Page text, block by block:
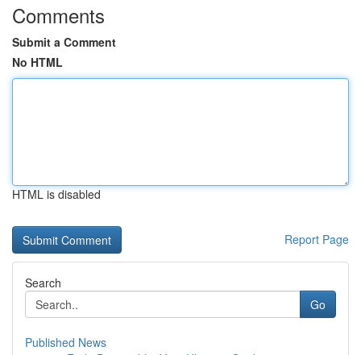
Comments
Submit a Comment
No HTML
HTML is disabled
Report Page
Search
Go
Published News